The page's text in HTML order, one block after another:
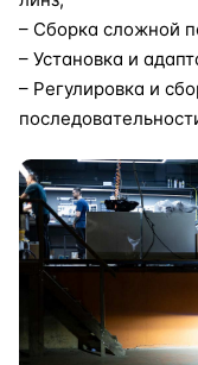
– Сборка сложной
– Установка и
– Регулировка и